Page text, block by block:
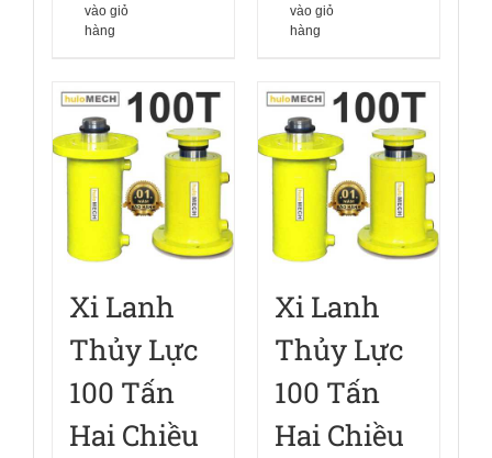
vào giỏ
hàng
vào giỏ
hàng
Xi Lanh
Thủy Lực
100 Tấn
Hai Chiều
Xi Lanh
Thủy Lực
100 Tấn
Hai Chiều